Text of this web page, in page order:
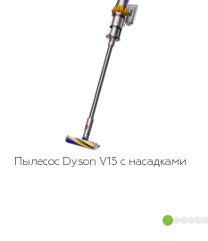
Пылесос Dyson V15 с насадками